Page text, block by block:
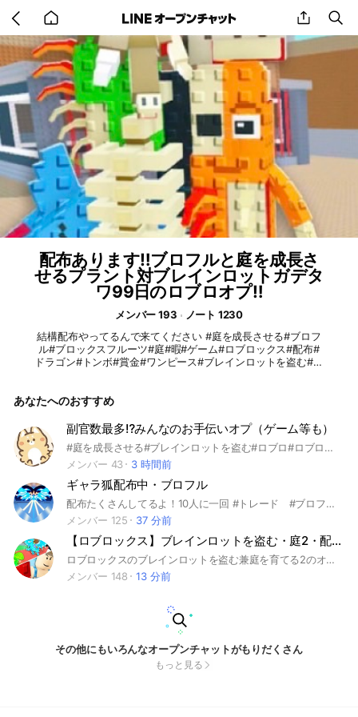
back
to
home
share
配布あります‼️ブロフルと庭を成長さ
せるプラント対ブレインロットガデタ
ワ99日のロブロオプ‼️
メンバー 193
ノート 1230
結構配布やってるんで来てください #庭を成長させる#ブロフ
ル#ブロックスフルーツ#庭#暇#ゲーム#ロブロックス#配布#
ドラゴン#トンボ#賞金#ワンピース#ブレインロットを盗む#ブ
レインロット#ブレーノート#キツネ#99日#ソル#タイクーン#
キビディタワーディフェンス#ゾンビアリーナで生き残る#ト
イタワ#セーラーピース#雑談
あなたへのおすすめ
副官数最多⁉️みんなのお手伝いオプ（ゲーム等も）
#庭を成長させる#ブレインロットを盗む#ロブロ#ロブロックス#雑談#プラント対ブレインロット#ゲーム#ロブロ雑談#デスボール#ガーデンタワーディフェンス#ガデタワ#庭#取引#交換#ガデタワ#ブレイン
メンバー 43
3 時間前
ギャラ狐配布中・ブロフル
配布たくさんしてるよ！10人に一回 #トレード #ブロフル #ブロックフルーツ #雑談 #他ゲー #バウンティ 即抜け禁止！ 女子います。 このオプは初心者にも分かりやすく説明 よりよい攻略オプを目指してます。 ゲームパスも充実してるので上級者までも扱いやすいオプです！
メンバー 125
37 分前
【ロブロックス】ブレインロットを盗む・庭2・配布多め！
ロブロックスのブレインロットを盗む兼庭を育てる2のオプです！ 種・アイテム通知なども有ります！ 配布、交換などをしてるので皆でわいわい盛り上がって行きましょう！ ！ #庭 #庭を育てる #庭を育てる2 #ガーデン2 #ガーデンを育てる2 #ロブロックス #配布 #配布多め #ろぶろっくす #Roblox #roblox #ロブロ #ろぶろ#庭を成長させる2 #ブレインロット #ぶれいんろっと #ブレインロットを盗む
メンバー 148
13 分前
その他にもいろんなオープンチャットがもりだくさん
もっと見る